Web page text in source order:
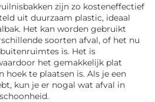
zijn zo kosteneffectief
uit duurzaam plastic, ideaal
Het kan worden gebruikt
soorten afval, of het nu
is. Het is
het gemakkelijk plat
hoek te plaatsen is. Als je een
kun je er nogal wat afval in